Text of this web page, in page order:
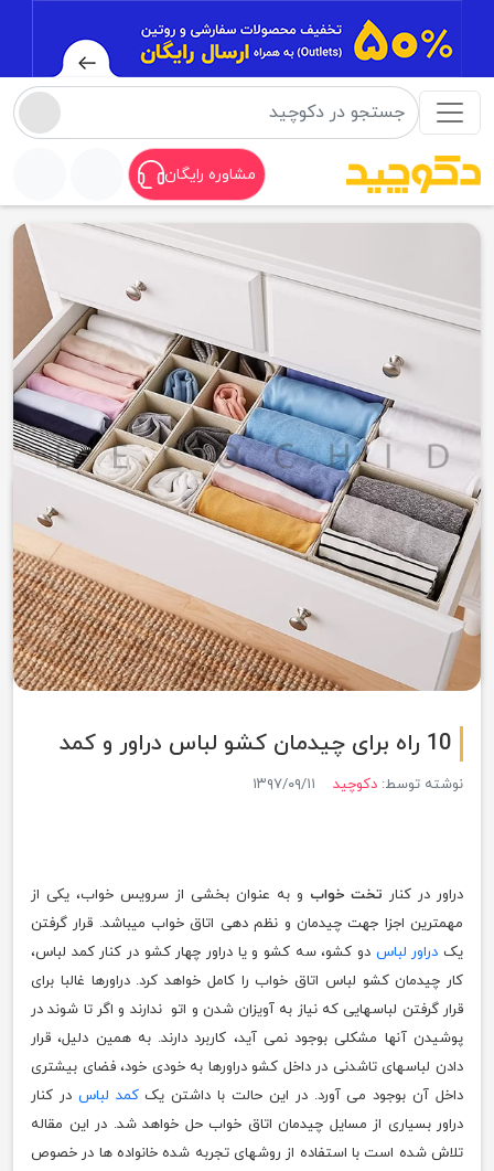
مشاوره رایگان
10 راه برای چیدمان کشو لباس دراور و کمد
نوشته توسط: دکوچید ۱۳۹۷/۰۹/۱۱
دراور در کنار تخت خواب و به عنوان بخشی از سرویس خواب، یکی از
مهمترین اجزا جهت چیدمان و نظم دهی اتاق خواب میباشد. قرار گرفتن
یک دراور لباس دو کشو، سه کشو و یا دراور چهار کشو در کنار کمد لباس،
کار چیدمان کشو لباس اتاق خواب را کامل خواهد کرد. دراورها غالبا برای
قرار گرفتن لباسهایی که نیاز به آویزان شدن و اتو ندارند و اگر تا شوند در
پوشیدن آنها مشکلی بوجود نمی آید، کاربرد دارند. به همین دلیل، قرار
دادن لباسهای تاشدنی در داخل کشو دراورها به خودی خود، فضای بیشتری
داخل آن بوجود می آورد. در این حالت با داشتن یککمد لباس در کنار
دراور بسیاری از مسایل چیدمان اتاق خواب حل خواهد شد. در این مقاله
تلاش شده است با استفاده از روشهای تجربه شده خانواده ها در خصوص